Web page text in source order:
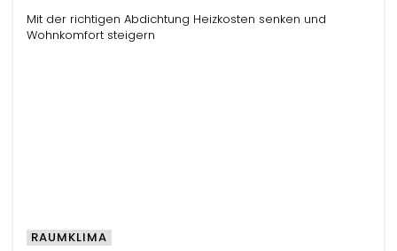
Mit der richtigen Abdichtung Heizkosten senken und
Wohnkomfort steigern
RAUMKLIMA